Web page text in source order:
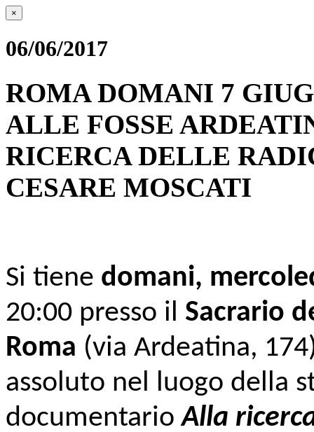
×
06/06/2017
ROMA DOMANI 7
ALLE FOSSE
RICERCA DELLE
CESARE MOSCATI
Si tiene domani,
20:00 presso il Sacrario
Roma (via Ardeatina,
assoluto nel luogo della
documentarioAlla